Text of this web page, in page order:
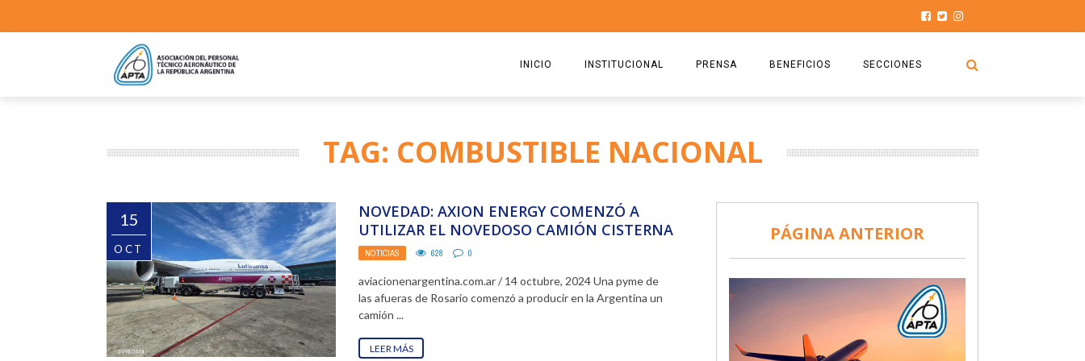
INICIO INSTITUCIONAL
ESTATUTO
RICARDO CIRIELLI
PRENSA
2025
BENEFICIOS
COMISIÓN
DOCUMENTOS
SEGURO DE SEPELIOS
SECCIONES
HISTORIAS DE LUCHA
TURISMO Y RECREACIÓN
TAG: COMBUSTIBLE NACIONAL
15
OCT
NOVEDAD: AXION ENERGY COMENZÓ A
UTILIZAR EL NOVEDOSO CAMIÓN CISTERNA
“DANES” DE FABRICACIÓN NACIONAL,
EQUIPO ...
NOTICIAS 628 0
aviacionenargentina.com.ar / 14 octubre, 2024 Una pyme de
las afueras de Rosario comenzó a producir en la Argentina un
camión ...
LEER MÁS
PÁGINA ANTERIOR